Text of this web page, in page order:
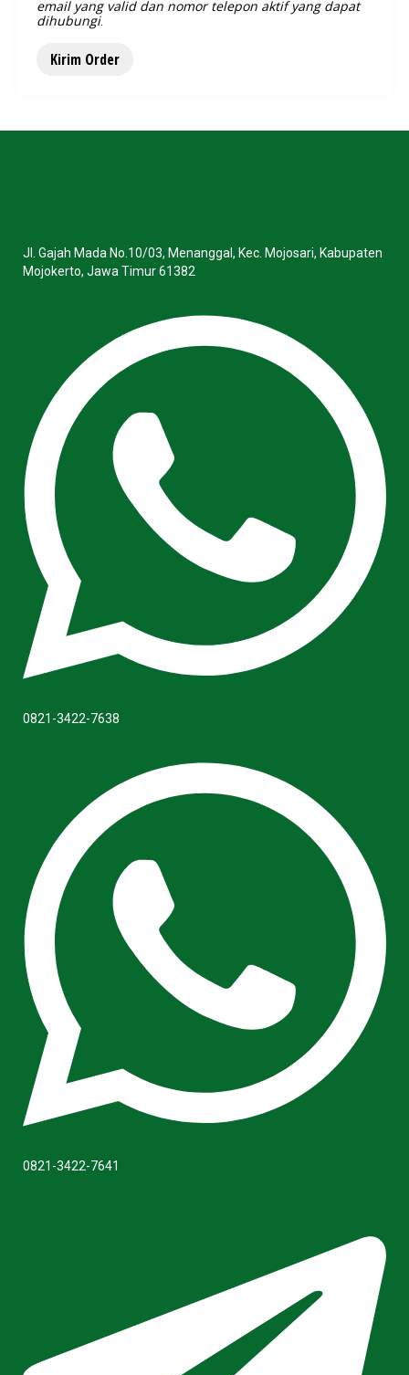
email yang valid dan nomor telepon aktif yang dapat
dihubungi.
Jl. Gajah Mada No.10/03, Menanggal, Kec. Mojosari, Kabupaten
Mojokerto, Jawa Timur 61382
0821-3422-7638
0821-3422-7641